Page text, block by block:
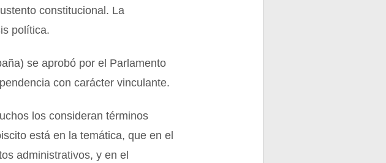
constitucional. La
política.
se aprobó por el Parlamento
con carácter vinculante.
los consideran términos
está en la temática, que en el
administrativos, y en el